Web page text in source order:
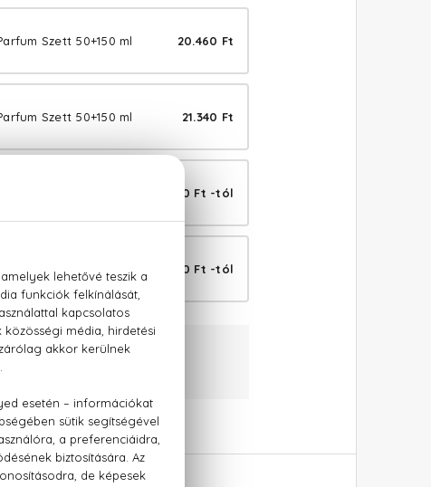
Szett 50+150 ml 20.460 Ft
Szett 50+150 ml 21.340 Ft
10.790 Ft -tól
Bottled Eau De Parfum 23.090 Ft -tól
garanciával